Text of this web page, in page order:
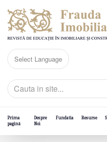
Prima
pagină
Despre
Noi
Fundatia Resurse